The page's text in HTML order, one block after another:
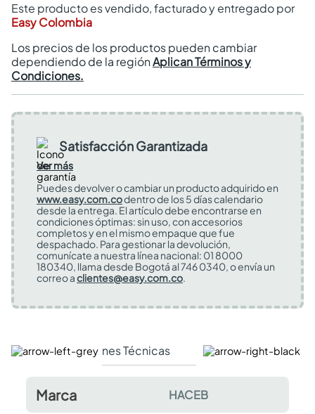
Este producto es vendido, facturado y entregado por
Easy Colombia
Los precios de los productos pueden cambiar
dependiendo de la regiónAplican Términos y
Condiciones.
Satisfacción Garantizada
Ver más
Puedes devolver o cambiar un producto adquirido en
www.easy.com.codentro de los 5 días calendario
desde la entrega. El artículo debe encontrarse en
condiciones óptimas: sin uso, con accesorios
completos y en el mismo empaque que fue
despachado. Para gestionar la devolución,
comunícate a nuestra línea nacional: 01 8000
180340, llama desde Bogotá al 746 0340, o envía un
correo aclientes@easy.com.co.
Especificaciones Técnicas Comentarios y
Marca HACEB